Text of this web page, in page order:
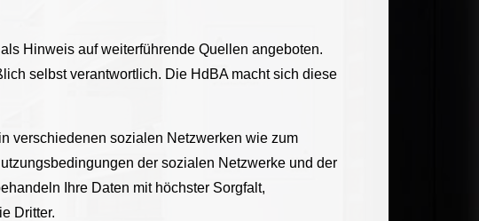
Hinweis auf weiterführende Quellen angeboten.
selbst verantwortlich. Die HdBA macht sich diese
verschiedenen sozialen Netzwerken wie zum
der sozialen Netzwerke und der
Ihre Daten mit höchster Sorgfalt,
Dritter.